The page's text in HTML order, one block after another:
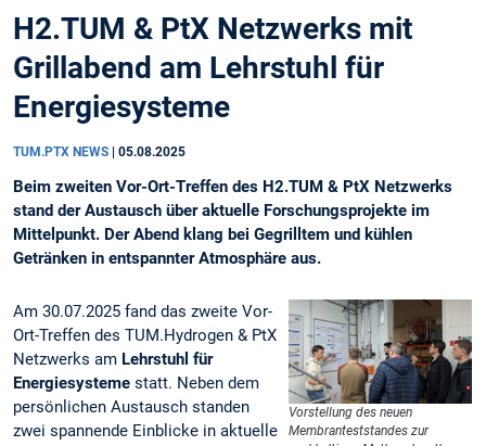
H2.TUM & PtX Netzwerks mit
Grillabend am Lehrstuhl für
Energiesysteme
TUM.PTX NEWS 05.08.2025
Beim zweiten Vor-Ort-Treffen des H2.TUM & PtX Netzwerks
stand der Austausch über aktuelle Forschungsprojekte im
Mittelpunkt. Der Abend klang bei Gegrilltem und kühlen
Getränken in entspannter Atmosphäre aus.
Vorstellung des neuen
Membranteststandes zur
Am 30.07.2025 fand das zweite Vor-
Ort-Treffen des TUM.Hydrogen & PtX
Netzwerks am Lehrstuhl für
Energiesysteme statt. Neben dem
persönlichen Austausch standen
zwei spannende Einblicke in aktuelle